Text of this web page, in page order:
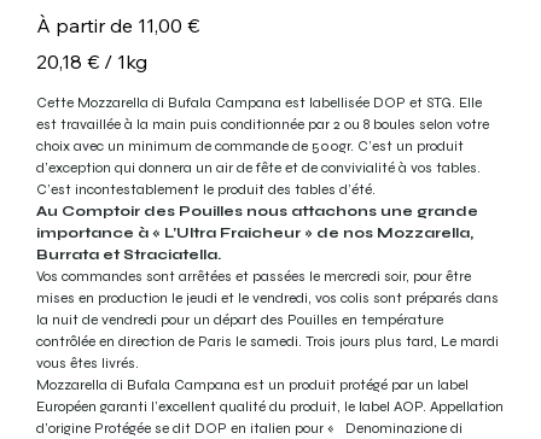
À partir de Prix
11,00 €
20,18 €
par
20,18 € / 1kg
Cette Mozzarella di Bufala Campana est labellisée DOP et STG. Elle
est travaillée à la main puis conditionnée par 2 ou 8 boules selon votre
choix avec un minimum de commande de 500gr. C’est un produit
d’exception qui donnera un air de fête et de convivialité à vos tables.
C’est incontestablement le produit des tables d’été.
Au Comptoir des Pouilles nous attachons une grande
importance à « L’Ultra Fraicheur » de nos Mozzarella,
Burrata et Straciatella.
Vos commandes sont arrêtées et passées le mercredi soir, pour être
mises en production le jeudi et le vendredi, vos colis sont préparés dans
la nuit de vendredi pour un départ des Pouilles en température
contrôlée en direction de Paris le samedi. Trois jours plus tard, Le mardi
vous êtes livrés.
Mozzarella di Bufala Campana est un produit protégé par un label
Européen garanti l’excellent qualité du produit, le label AOP. Appellation
d’origine Protégée se dit DOP en italien pour « Denominazione di